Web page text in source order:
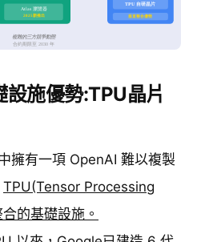
施優勢:TPU晶片
擁有一項 OpenAI 難以複製
TPU(Tensor Processing
的基礎設施。